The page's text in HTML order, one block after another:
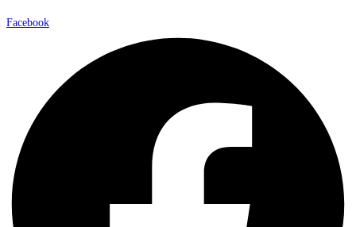
Facebook